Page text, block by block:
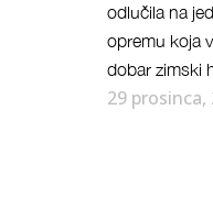
odlučila na
opremu koja
dobar zimski
29 prosinca,